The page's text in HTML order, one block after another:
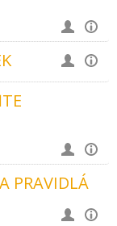
PRAVIDLÁ